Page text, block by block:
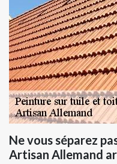
Ne vous séparez
Artisan Allemand